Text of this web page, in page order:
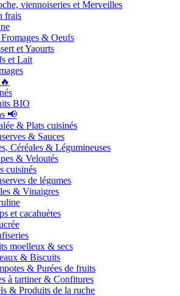
viennoiseries et Merveilles
frais
& Oeufs
et Yaourts
et Lait
BIO
📢
& Plats cuisinés
& Sauces
Céréales & Légumineuses
& Veloutés
cuisinés
de légumes
& Vinaigres
et cacahuètes
moelleux & secs
& Biscuits
& Purées de fruits
à tartiner & Confitures
& Produits de la ruche